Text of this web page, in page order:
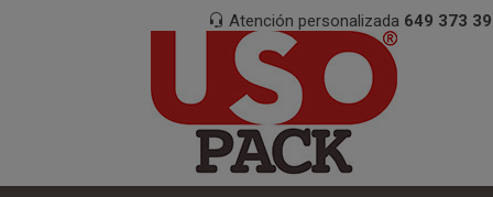
Atención personalizada 649 373